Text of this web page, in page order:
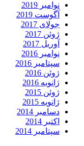
نوامبر 2019
آگوست 2019
جولای 2017
ژوئن 2017
آوریل 2017
نوامبر 2016
سپتامبر 2016
ژوئن 2016
ژانویه 2016
ژوئن 2015
ژانویه 2015
دسامبر 2014
اکتبر 2014
سپتامبر 2014